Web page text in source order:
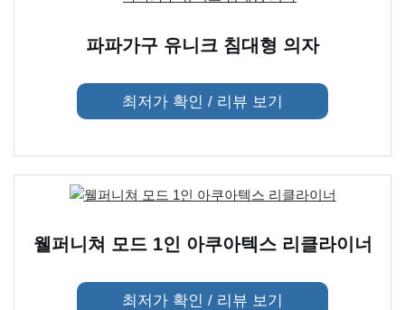
파파가구 유니크 침대형 의자
최저가 확인 / 리뷰 보기
웰퍼니쳐 모드 1인 아쿠아텍스 리클라이너
최저가 확인 / 리뷰 보기